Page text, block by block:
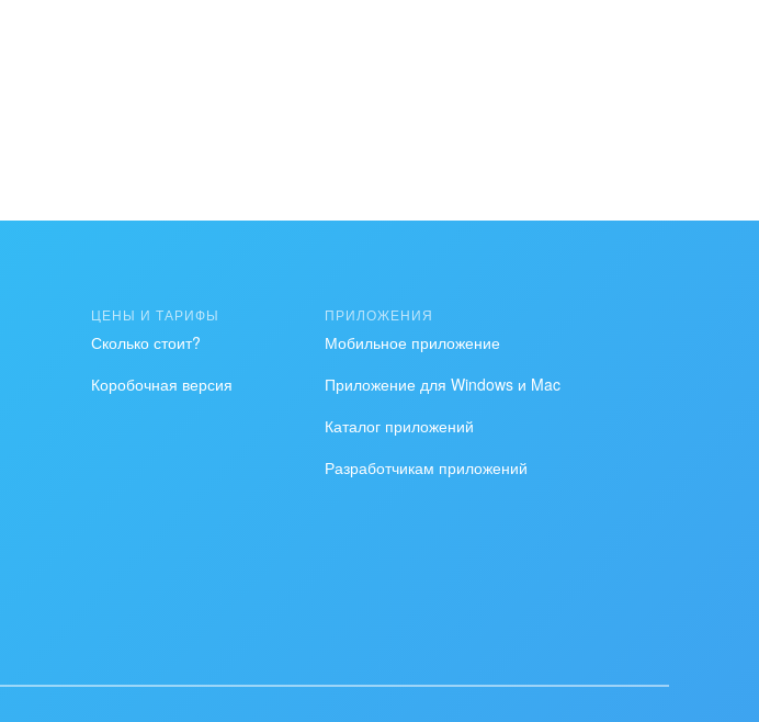
ЦЕНЫ И ТАРИФЫ
Сколько стоит?
Коробочная версия
ПРИЛОЖЕНИЯ
Мобильное приложение
Приложение для Windows и Mac
Каталог приложений
Разработчикам приложений